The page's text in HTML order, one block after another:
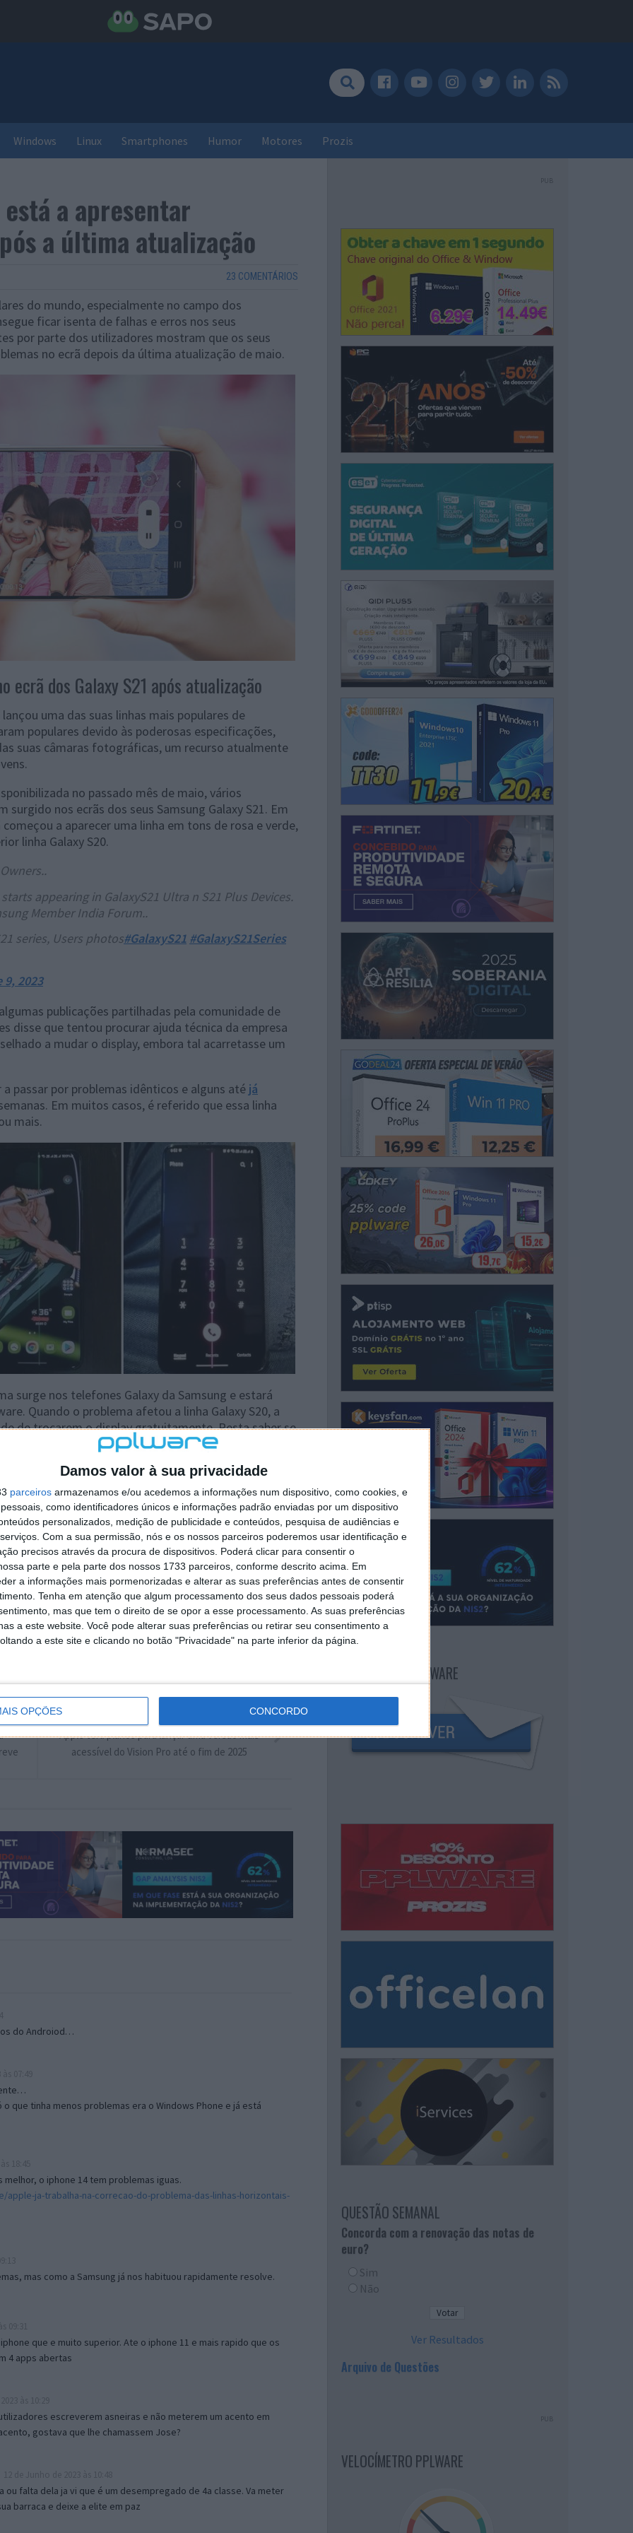
Damos valor à sua privacidade
parceiros armazenamos e/ou acedemos a informações num dispositivo, como cookies, e
como identificadores únicos e informações padrão enviadas por um dispositivo
personalizados, medição de publicidade e conteúdos, pesquisa de audiências e
Com a sua permissão, nós e os nossos parceiros poderemos usar identificação e
precisos através da procura de dispositivos. Poderá clicar para consentir o
parte e pela parte dos nossos 1733 parceiros, conforme descrito acima. Em
a informações mais pormenorizadas e alterar as suas preferências antes de consentir
Tenha em atenção que algum processamento dos seus dados pessoais poderá
mas que tem o direito de se opor a esse processamento. As suas preferências
a este website. Você pode alterar suas preferências ou retirar seu consentimento a
a este site e clicando no botão "Privacidade" na parte inferior da página.
OPÇÕES CONCORDO
Windows Linux Smartphones Humor Motores Prozis
está a apresentar
a última atualização
23 COMENTÁRIOS
do mundo, especialmente no campo dos
ficar isenta de falhas e erros nos seus
por parte dos utilizadores mostram que os seus
no ecrã depois da última atualização de maio.
ecrã dos Galaxy S21 após atualização
uma das suas linhas mais populares de
populares devido às poderosas especificações,
suas câmaras fotográficas, um recurso atualmente
no passado mês de maio, vários
surgido nos ecrãs dos seus Samsung Galaxy S21. Em
a aparecer uma linha em tons de rosa e verde,
linha Galaxy S20.
appearing in GalaxyS21 Ultra n S21 Plus Devices.
Member India Forum..
series, Users photos#GalaxyS21 #GalaxyS21Series
9, 2023
publicações partilhadas pela comunidade de
disse que tentou procurar ajuda técnica da empresa
a mudar o display, embora tal acarretasse um
passar por problemas idênticos e alguns até já
Em muitos casos, é referido que essa linha
mais.
surge nos telefones Galaxy da Samsung e estará
Quando o problema afetou a linha Galaxy S20, a
de trocarem o display gratuitamente. Resta saber se
tem mais de um ano
no Google Notícias
Autor: Marisa Pinto
Apple terá planos para lançar uma versão mais
acessível do Vision Pro até o fim de 2025
do Androiod…
o que tinha menos problemas era o Windows Phone e já está
o iphone 14 tem problemas iguas.
ja-trabalha-na-correcao-do-problema-das-linhas-horizontais-
mas como a Samsung já nos habituou rapidamente resolve.
que e muito superior. Ate o iphone 11 e mais rapido que os
4 apps abertas
escreverem asneiras e não meterem um acento em
gostava que lhe chamassem Jose?
ou falta dela ja vi que é um desempregado de 4a classe. Va meter
barraca e deixe a elite em paz
PUB
NEWSLETTER PPLWARE
QUESTÃO SEMANAL
Concorda com a renovação das notas de
euro?
Sim
Não
Ver Resultados
Arquivo de Questões
PUB
VELOCÍMETRO PPLWARE